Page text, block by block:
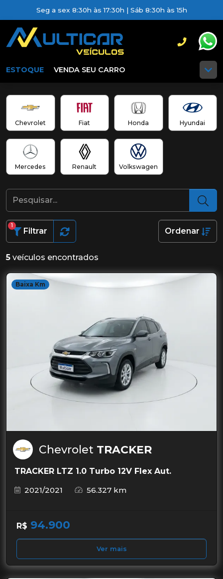
Seg a sex 8:30h às 17:30h | Sáb 8:30h às 15h
ESTOQUE VENDA SEU CARRO
Chevrolet Fiat Honda Hyundai
Mercedes Renault Volkswagen
Filtrar
1
Ordenar
5 veículos encontrados
Baixa Km
Chevrolet TRACKER
TRACKER LTZ 1.0 Turbo 12V Flex Aut.
2021/2021
56.327 km
R$ 94.900
Ver mais